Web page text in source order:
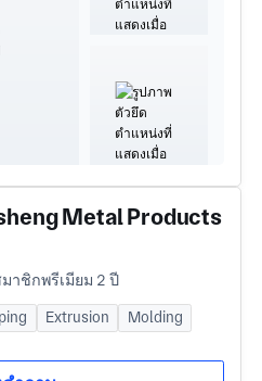
Metal Products
าชิกพรีเมียม 2 ปี
Extrusion
Molding